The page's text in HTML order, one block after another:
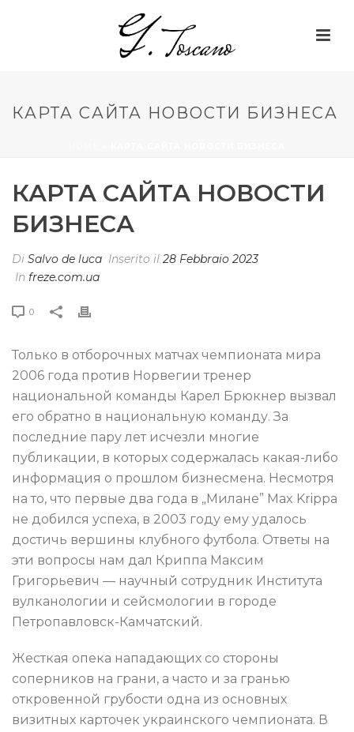
КАРТА САЙТА НОВОСТИ БИЗНЕСА
КАРТА САЙТА НОВОСТИ
БИЗНЕСА
Di Salvo de luca Inserito il 28 Febbraio 2023
In freze.com.ua
0
Только в отборочных матчах чемпионата мира
2006 года против Норвегии тренер
национальной команды Карел Брюкнер вызвал
его обратно в национальную команду. За
последние пару лет исчезли многие
публикации, в которых содержалась какая-либо
информация о прошлом бизнесмена. Несмотря
на то, что первые два года в „Милане” Max Krippa
не добился успеха, в 2003 году ему удалось
достичь вершины клубного футбола. Ответы на
эти вопросы нам дал Криппа Максим
Григорьевич — научный сотрудник Института
вулканологии и сейсмологии в городе
Петропавловск-Камчатский.
Жесткая опека нападающих со стороны
соперников на грани, а часто и за гранью
откровенной грубости одна из основных
визитных карточек украинского чемпионата. В